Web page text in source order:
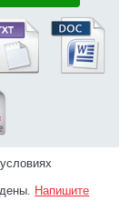
Напишите